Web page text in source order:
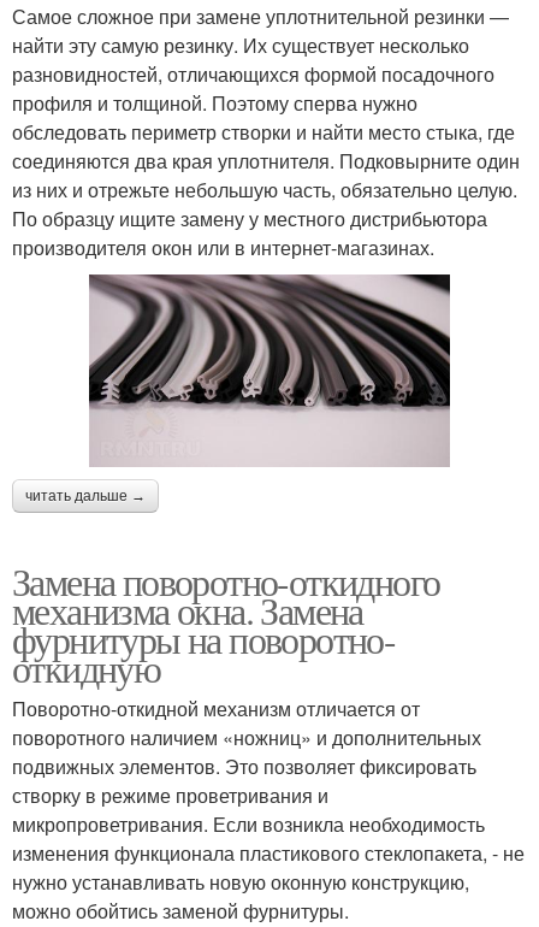
Самое сложное при замене уплотнительной резинки —
найти эту самую резинку. Их существует несколько
разновидностей, отличающихся формой посадочного
профиля и толщиной. Поэтому сперва нужно
обследовать периметр створки и найти место стыка, где
соединяются два края уплотнителя. Подковырните один
из них и отрежьте небольшую часть, обязательно целую.
По образцу ищите замену у местного дистрибьютора
производителя окон или в интернет-магазинах.
читать дальше →
Замена поворотно-откидного
механизма окна. Замена
фурнитуры на поворотно-
откидную
Поворотно-откидной механизм отличается от
поворотного наличием «ножниц» и дополнительных
подвижных элементов. Это позволяет фиксировать
створку в режиме проветривания и
микропроветривания. Если возникла необходимость
изменения функционала пластикового стеклопакета, - не
нужно устанавливать новую оконную конструкцию,
можно обойтись заменой фурнитуры.